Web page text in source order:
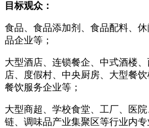
目标观众：
食品、食品添加剂、食品配料、
品企业等；
大型酒店、连锁餐企、中式酒楼
店、度假村、中央厨房、大型餐
餐饮服务企业等；
大型商超、学校食堂、工厂、医
链、调味品产业集聚区等行业内专